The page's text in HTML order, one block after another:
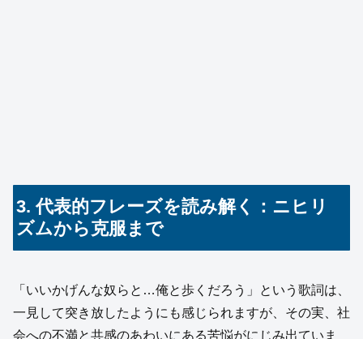
3. 代表的フレーズを読み解く：ニヒリ
ズムから克服まで
「いいかげんな奴らと…俺と歩くだろう」という歌詞は、
一見して突き放したようにも感じられますが、その実、社
会への不満と共感のあわいにある苦悩がにじみ出ていま